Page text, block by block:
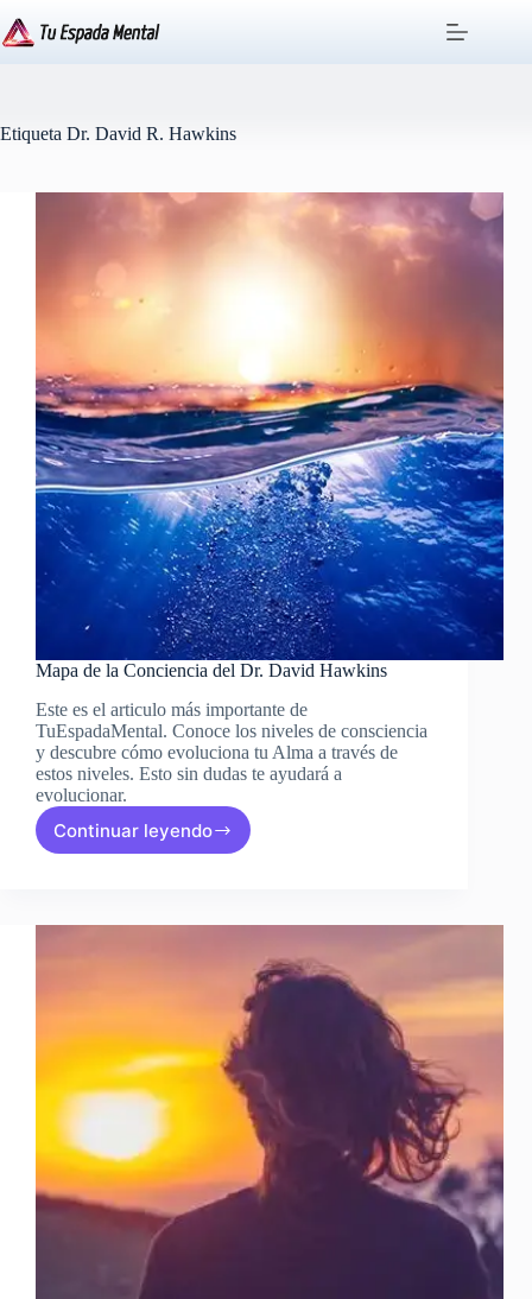
al
contenido
Etiqueta Dr. David R. Hawkins
Mapa de la Conciencia del Dr. David Hawkins
Este es el articulo más importante de
TuEspadaMental. Conoce los niveles de consciencia
y descubre cómo evoluciona tu Alma a través de
estos niveles. Esto sin dudas te ayudará a
evolucionar.
Continuar leyendo
Mapa
del